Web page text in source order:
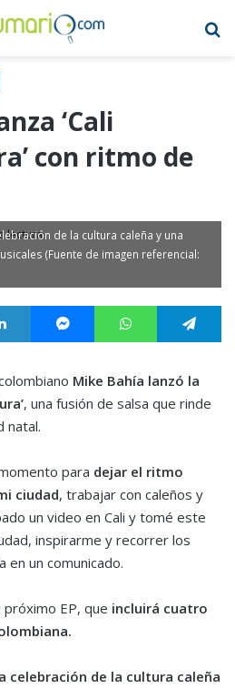
‘Cali
con ritmo de
lectura
de la cultura caleña y una
(Fuente de imagen referencial:
LinkedIn MessengerWhatsApp
Mike Bahía lanzó la
, una fusión de salsa que rinde
natal.
para dejar el ritmo
ciudad, trabajar con caleños y
un video en Cali y tomé este
inspirarme y recorrer los
un comunicado.
EP, que incluirá cuatro
celebración de la cultura caleña